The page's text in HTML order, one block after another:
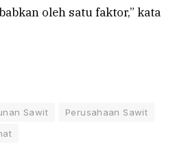
oleh satu faktor,” kata
Sawit
Perusahaan Sawit